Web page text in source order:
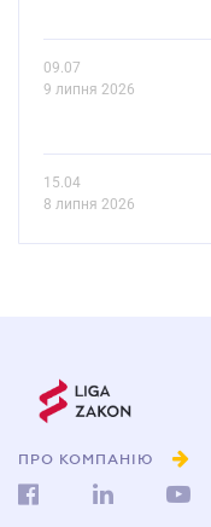
09.07
9 липня 2026
15.04
8 липня 2026
ПРО КОМПАНІЮ